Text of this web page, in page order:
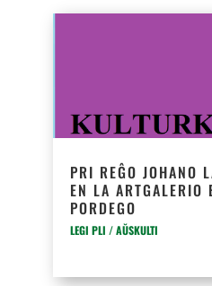
PRI REĜO JOHANO
EN LA ARTGALERIO
PORDEGO
LEGI PLI / AŬSKULTI